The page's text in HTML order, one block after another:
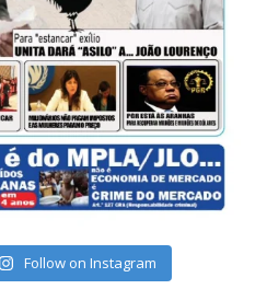
Follow on Instagram